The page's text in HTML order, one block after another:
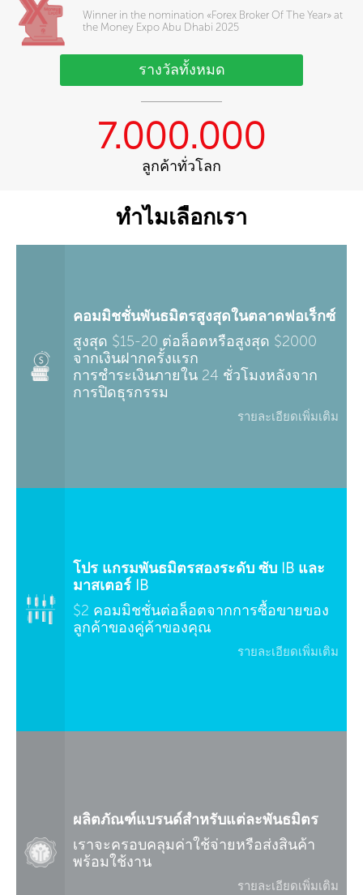
Winner in the nomination «Forex Broker Of The Year» at
the Money Expo Abu Dhabi 2025
รางวัลทั้งหมด
7.000.000
ลูกค้าทั่วโลก
ทำไมเลือกเรา
คอมมิชชั่นพันธมิตรสูงสุดในตลาดฟอเร็กซ์
สูงสุด $15-20 ต่อล็อตหรือสูงสุด $2000
จากเงินฝากครั้งแรก
การชำระเงินภายใน 24 ชั่วโมงหลังจาก
การปิดธุรกรรม
รายละเอียดเพิ่มเติม
โปร แกรมพันธมิตรสองระดับ ซับ IB และ
มาสเตอร์ IB
$2 คอมมิชชั่นต่อล็อตจากการซื้อขายของ
ลูกค้าของคู่ค้าของคุณ
รายละเอียดเพิ่มเติม
ผลิตภัณฑ์แบรนด์สำหรับแต่ละพันธมิตร
เราจะครอบคลุมค่าใช้จ่ายหรือส่งสินค้า
พร้อมใช้งาน
รายละเอียดเพิ่มเติม